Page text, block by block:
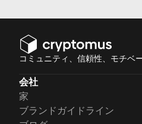
コミュニティ、信頼性、モチベ
会社
家
ブランドガイドライン